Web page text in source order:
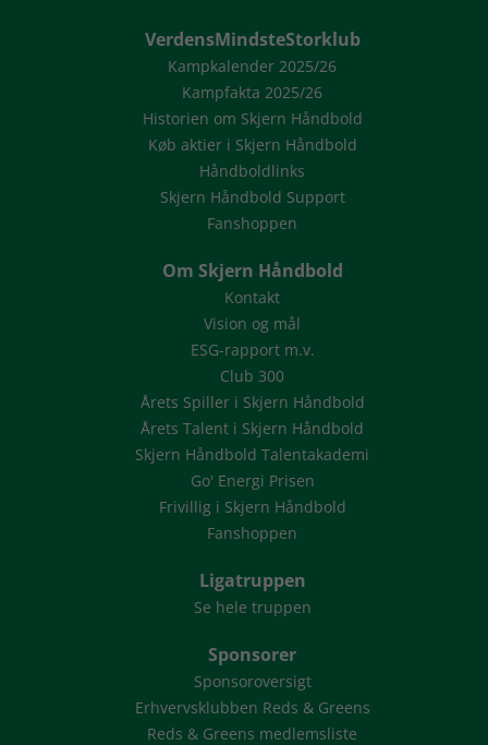
VerdensMindsteStorklub
Kampkalender 2025/26
Kampfakta 2025/26
Historien om Skjern Håndbold
Køb aktier i Skjern Håndbold
Håndboldlinks
Skjern Håndbold Support
Fanshoppen
Om Skjern Håndbold
Kontakt
Vision og mål
ESG-rapport m.v.
Club 300
Årets Spiller i Skjern Håndbold
Årets Talent i Skjern Håndbold
Skjern Håndbold Talentakademi
Go' Energi Prisen
Frivillig i Skjern Håndbold
Fanshoppen
Ligatruppen
Se hele truppen
Sponsorer
Sponsoroversigt
Erhvervsklubben Reds & Greens
Reds & Greens medlemsliste